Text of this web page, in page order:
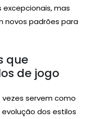
mas
novos padrões para
que
de jogo
servem como
dos estilos